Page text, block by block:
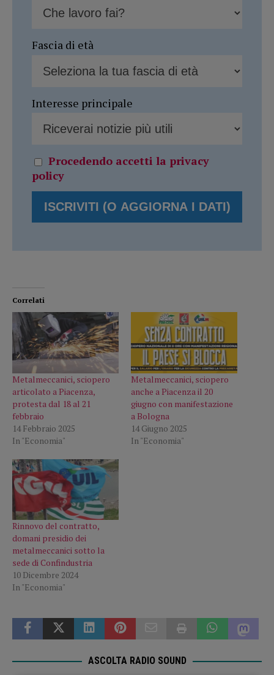
Fascia di età
Interesse principale
Procedendo accetti la privacy
policy
Correlati
Metalmeccanici, sciopero
articolato a Piacenza,
protesta dal 18 al 21
febbraio
14 Febbraio 2025
In "Economia"
Metalmeccanici, sciopero
anche a Piacenza il 20
giugno con manifestazione
a Bologna
14 Giugno 2025
In "Economia"
Rinnovo del contratto,
domani presidio dei
metalmeccanici sotto la
sede di Confindustria
10 Dicembre 2024
In "Economia"
ASCOLTA RADIO SOUND